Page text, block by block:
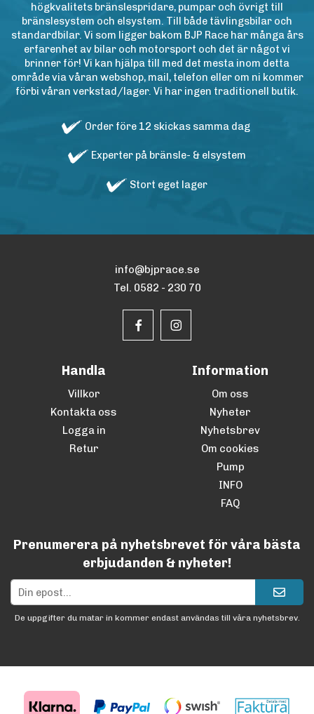
högkvalitets bränslespridare, pumpar och övrigt till
bränslesystem och elsystem. Till både tävlingsbilar och
standardbilar. Vi som ligger bakom BJP Race har många års
erfarenhet av bilar och motorsport och det är något vi
brinner för! Vi kan hjälpa till med det mesta inom detta
område via våran webshop, mail, telefon eller om ni kommer
förbi våran verkstad/lager. Vi har ingen traditionell butik.
Order före 12 skickas samma dag
Experter på bränsle- & elsystem
Stort eget lager
info@bjprace.se
Tel. 0582 - 230 70
Handla
Villkor
Kontakta oss
Logga in
Retur
Information
Om oss
Nyheter
Nyhetsbrev
Om cookies
Pump
INFO
FAQ
Prenumerera på nyhetsbrevet för våra bästa
erbjudanden & nyheter!
De uppgifter du matar in kommer endast användas till våra nyhetsbrev.